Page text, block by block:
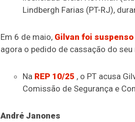
Lindbergh Farias (PT-RJ),
Em 6 de maio, Gilvan foi
agora o pedido de cassação do seu
Na REP 10/25 , o PT acusa
Comissão de Segurança e
André Janones